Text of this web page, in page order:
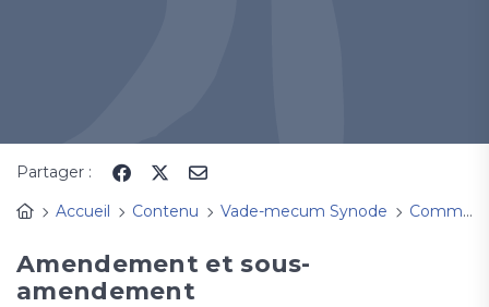
Partager :
Accueil
Contenu Vade-mecum Synode Comment agir, intervenir en session ?
Amendement et sous-
amendement